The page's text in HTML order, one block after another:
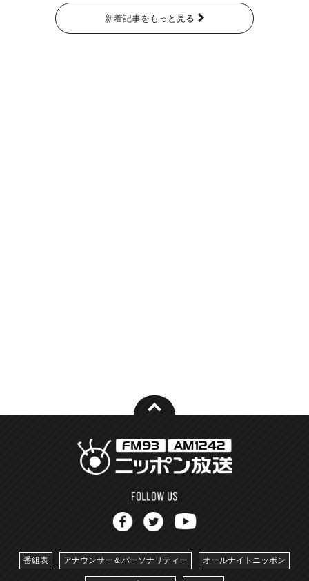
新着記事をもっと見る
番組表 アナウンサー＆パーソナリティー オールナイトニッポン